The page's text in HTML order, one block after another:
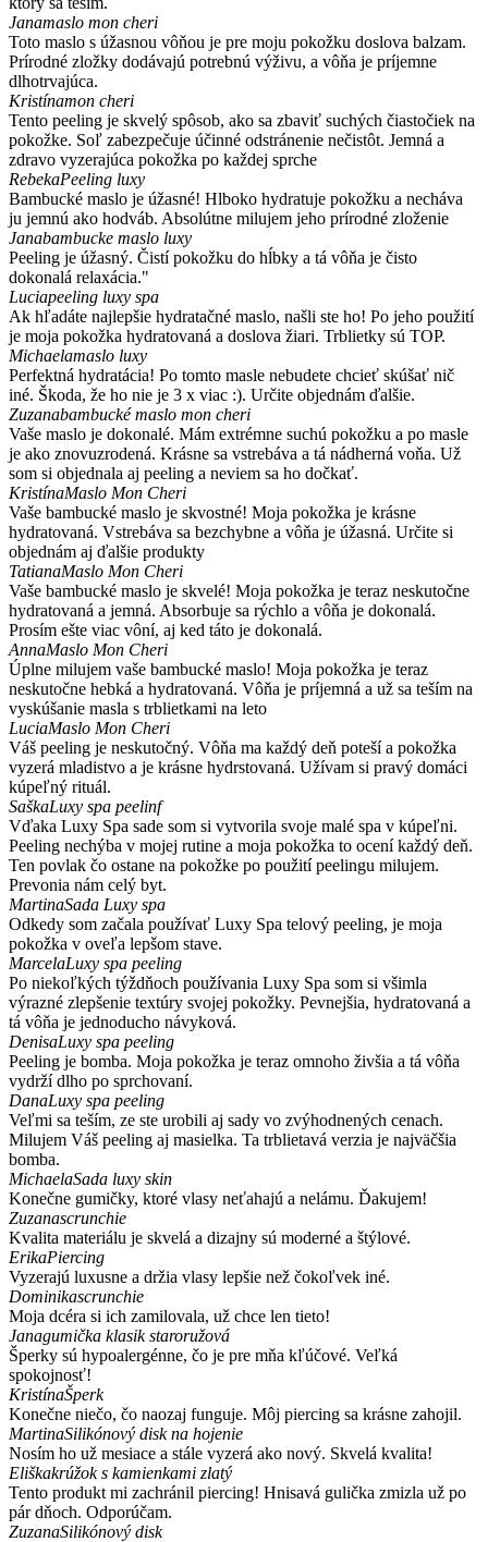
Janamaslo mon cheri
Toto maslo s úžasnou vôňou je pre moju pokožku doslova balzam.
Prírodné zložky dodávajú potrebnú výživu, a vôňa je príjemne
dlhotrvajúca.
Kristínamon cheri
Tento peeling je skvelý spôsob, ako sa zbaviť suchých čiastočiek na
pokožke. Soľ zabezpečuje účinné odstránenie nečistôt. Jemná a
zdravo vyzerajúca pokožka po každej sprche
RebekaPeeling luxy
Bambucké maslo je úžasné! Hlboko hydratuje pokožku a necháva
ju jemnú ako hodváb. Absolútne milujem jeho prírodné zloženie
Janabambucke maslo luxy
Peeling je úžasný. Čistí pokožku do hĺbky a tá vôňa je čisto
dokonalá relaxácia."
Luciapeeling luxy spa
Ak hľadáte najlepšie hydratačné maslo, našli ste ho! Po jeho použití
je moja pokožka hydratovaná a doslova žiari. Trblietky sú TOP.
Michaelamaslo luxy
Perfektná hydratácia! Po tomto masle nebudete chcieť skúšať nič
iné. Škoda, že ho nie je 3 x viac :). Určite objednám ďalšie.
Zuzanabambucké maslo mon cheri
Vaše maslo je dokonalé. Mám extrémne suchú pokožku a po masle
je ako znovuzrodená. Krásne sa vstrebáva a tá nádherná voňa. Už
som si objednala aj peeling a neviem sa ho dočkať.
KristínaMaslo Mon Cheri
Vaše bambucké maslo je skvostné! Moja pokožka je krásne
hydratovaná. Vstrebáva sa bezchybne a vôňa je úžasná. Určite si
objednám aj ďalšie produkty
TatianaMaslo Mon Cheri
Vaše bambucké maslo je skvelé! Moja pokožka je teraz neskutočne
hydratovaná a jemná. Absorbuje sa rýchlo a vôňa je dokonalá.
Prosím ešte viac vôní, aj ked táto je dokonalá.
AnnaMaslo Mon Cheri
Úplne milujem vaše bambucké maslo! Moja pokožka je teraz
neskutočne hebká a hydratovaná. Vôňa je príjemná a už sa teším na
vyskúšanie masla s trblietkami na leto
LuciaMaslo Mon Cheri
Váš peeling je neskutočný. Vôňa ma každý deň poteší a pokožka
vyzerá mladistvo a je krásne hydrstovaná. Užívam si pravý domáci
kúpeľný rituál.
SaškaLuxy spa peelinf
Vďaka Luxy Spa sade som si vytvorila svoje malé spa v kúpeľni.
Peeling nechýba v mojej rutine a moja pokožka to ocení každý deň.
Ten povlak čo ostane na pokožke po použití peelingu milujem.
Prevonia nám celý byt.
MartinaSada Luxy spa
Odkedy som začala používať Luxy Spa telový peeling, je moja
pokožka v oveľa lepšom stave.
MarcelaLuxy spa peeling
Po niekoľkých týždňoch používania Luxy Spa som si všimla
výrazné zlepšenie textúry svojej pokožky. Pevnejšia, hydratovaná a
tá vôňa je jednoducho návyková.
DenisaLuxy spa peeling
Peeling je bomba. Moja pokožka je teraz omnoho živšia a tá vôňa
vydrží dlho po sprchovaní.
DanaLuxy spa peeling
Veľmi sa teším, ze ste urobili aj sady vo zvýhodnených cenach.
Milujem Váš peeling aj masielka. Ta trblietavá verzia je najväčšia
bomba.
MichaelaSada luxy skin
Konečne gumičky, ktoré vlasy neťahajú a nelámu. Ďakujem!
Zuzanascrunchie
Kvalita materiálu je skvelá a dizajny sú moderné a štýlové.
ErikaPiercing
Vyzerajú luxusne a držia vlasy lepšie než čokoľvek iné.
Dominikascrunchie
Moja dcéra si ich zamilovala, už chce len tieto!
Janagumička klasik staroružová
Šperky sú hypoalergénne, čo je pre mňa kľúčové. Veľká
spokojnosť!
KristínaŠperk
Konečne niečo, čo naozaj funguje. Môj piercing sa krásne zahojil.
MartinaSilikónový disk na hojenie
Nosím ho už mesiace a stále vyzerá ako nový. Skvelá kvalita!
Eliškakrúžok s kamienkami zlatý
Tento produkt mi zachránil piercing! Hnisavá gulička zmizla už po
pár dňoch. Odporúčam.
ZuzanaSilikónový disk